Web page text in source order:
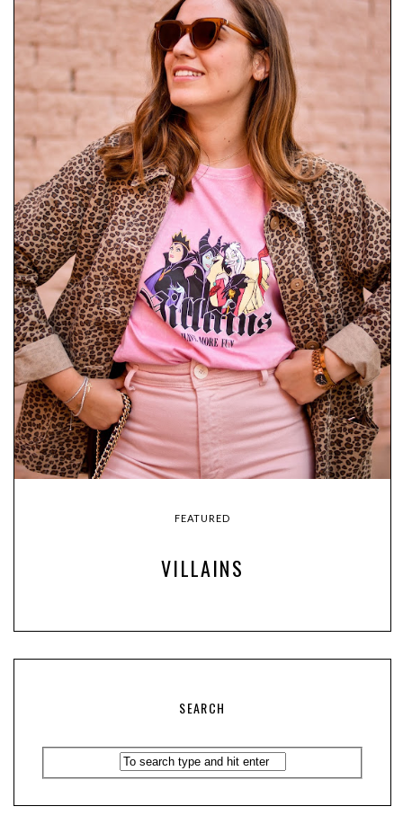
FEATURED
VILLAINS
SEARCH